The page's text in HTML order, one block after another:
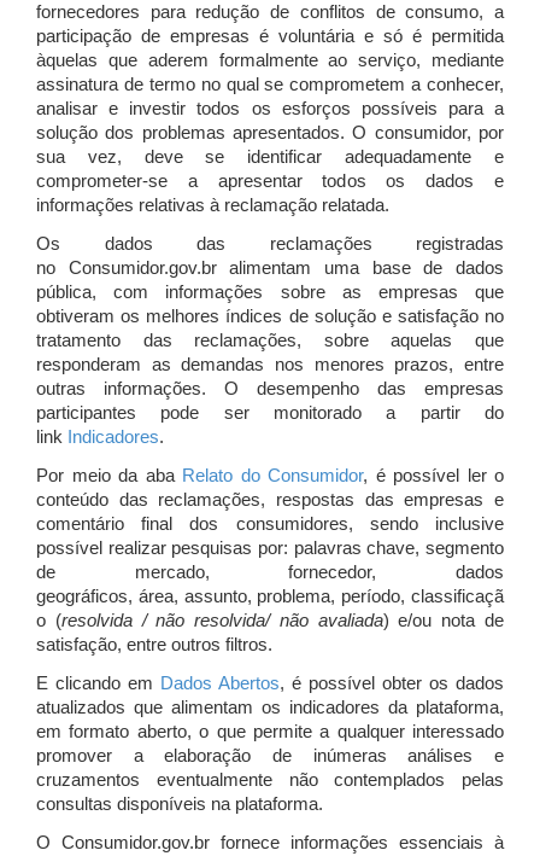
fornecedores para redução de conflitos de consumo, a
participação de empresas é voluntária e só é permitida
àquelas que aderem formalmente ao serviço, mediante
assinatura de termo no qual se comprometem a conhecer,
analisar e investir todos os esforços possíveis para a
solução dos problemas apresentados. O consumidor, por
sua vez, deve se identificar adequadamente e
comprometer-se a apresentar todos os dados e
informações relativas à reclamação relatada.
Os dados das reclamações registradas
no Consumidor.gov.br alimentam uma base de dados
pública, com informações sobre as empresas que
obtiveram os melhores índices de solução e satisfação no
tratamento das reclamações, sobre aquelas que
responderam as demandas nos menores prazos, entre
outras informações. O desempenho das empresas
participantes pode ser monitorado a partir do
link Indicadores.
Por meio da aba Relato do Consumidor, é possível ler o
conteúdo das reclamações, respostas das empresas e
comentário final dos consumidores, sendo inclusive
possível realizar pesquisas por: palavras chave, segmento
de mercado, fornecedor, dados
geográficos, área, assunto, problema, período, classificaçã
o (resolvida / não resolvida/ não avaliada) e/ou nota de
satisfação, entre outros filtros.
E clicando em Dados Abertos, é possível obter os dados
atualizados que alimentam os indicadores da plataforma,
em formato aberto, o que permite a qualquer interessado
promover a elaboração de inúmeras análises e
cruzamentos eventualmente não contemplados pelas
consultas disponíveis na plataforma.
O Consumidor.gov.br fornece informações essenciais à